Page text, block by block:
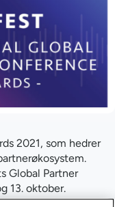
2021, som hedrer
Global Partner
13. oktober.
innen